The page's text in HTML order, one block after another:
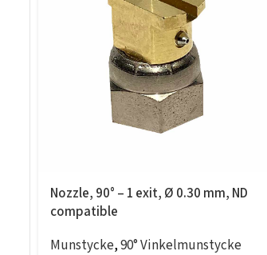
Nozzle, 90° – 1 exit, Ø 0.30 mm, ND
compatible
Munstycke,90° Vinkelmunstycke